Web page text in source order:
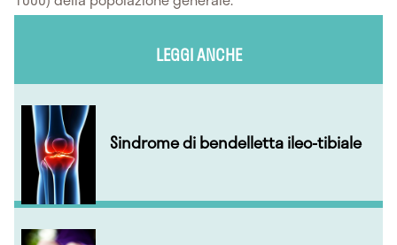
LEGGI ANCHE
Sindrome di bendelletta ileo-tibiale